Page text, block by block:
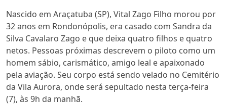
Nascido em Araçatuba (SP), Vital Zago Filho morou por
32 anos em Rondonópolis, era casado com Sandra da
Silva Cavalaro Zago e que deixa quatro filhos e quatro
netos. Pessoas próximas descrevem o piloto como um
homem sábio, carismático, amigo leal e apaixonado
pela aviação. Seu corpo está sendo velado no Cemitério
da Vila Aurora, onde será sepultado nesta terça-feira
(7), às 9h da manhã.